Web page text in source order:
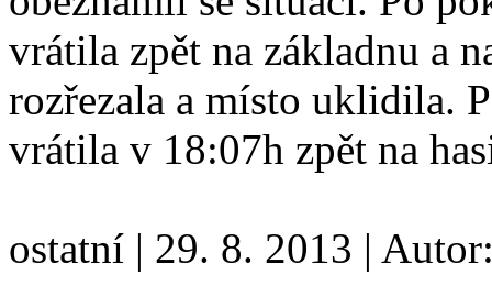
vrátila zpět na základnu a
rozřezala a místo uklidila.
vrátila v 18:07h zpět na
ostatní | 29. 8. 2013 |